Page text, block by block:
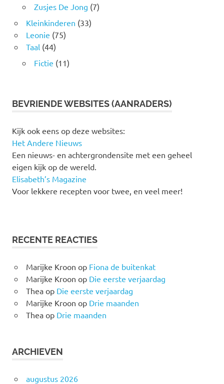
Zusjes De Jong (7)
Kleinkinderen (33)
Leonie (75)
Taal (44)
Fictie (11)
BEVRIENDE WEBSITES (AANRADERS)
Kijk ook eens op deze websites:
Het Andere Nieuws
Een nieuws- en achtergrondensite met een geheel
eigen kijk op de wereld.
Elisabeth’s Magazine
Voor lekkere recepten voor twee, en veel meer!
RECENTE REACTIES
Marijke Kroon op Fiona de buitenkat
Marijke Kroon op Die eerste verjaardag
Theaop Die eerste verjaardag
Marijke Kroon op Drie maanden
Theaop Drie maanden
ARCHIEVEN
augustus 2026